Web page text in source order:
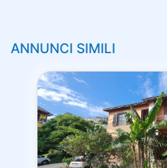
ANNUNCI SIMILI